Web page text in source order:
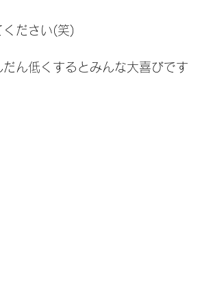
ください(笑)
ん低くするとみんな大喜びです